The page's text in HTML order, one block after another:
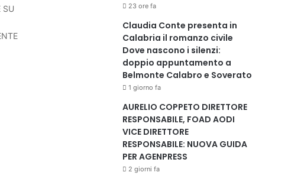
SU
23 ore fa
Claudia Conte presenta in
Calabria il romanzo civile
Dove nascono i silenzi:
doppio appuntamento a
Belmonte Calabro e Soverato
1 giorno fa
AURELIO COPPETO DIRETTORE
RESPONSABILE, FOAD AODI
VICE DIRETTORE
RESPONSABILE: NUOVA GUIDA
PER AGENPRESS
2 giorni fa